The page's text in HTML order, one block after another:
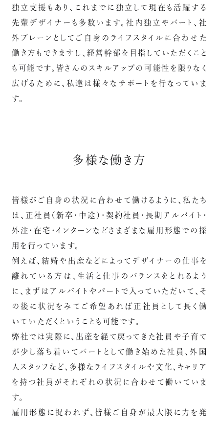
独立支援もあり、これまでに独立して現在も活躍する
先輩デザイナーも多数います。社内独立やパート、社
外ブレーンとしてご自身のライフスタイルに合わせた
働き方もできますし、経営幹部を目指していただくこと
も可能です。皆さんのスキルアップの可能性を限りなく
広げるために、私達は様々なサポートを行なっていま
す。
多様な働き方
皆様がご自身の状況に合わせて働けるように、私たち
は、正社員（新卒・中途）・契約社員・長期アルバイト・
外注・在宅・インターンなどさまざまな雇用形態での採
用を行っています。
例えば、結婚や出産などによってデザイナーの仕事を
離れている方は、生活と仕事のバランスをとれるよう
に、まずはアルバイトやパートで入っていただいて、そ
の後に状況をみてご希望あれば正社員として長く働
いていただくということも可能です。
弊社では実際に、出産を経て戻ってきた社員や子育て
が少し落ち着いてパートとして働き始めた社員、外国
人スタッフなど、多様なライフスタイルや文化、キャリア
を持つ社員がそれぞれの状況に合わせて働いていま
す。
雇用形態に捉われず、皆様ご自身が最大限に力を発